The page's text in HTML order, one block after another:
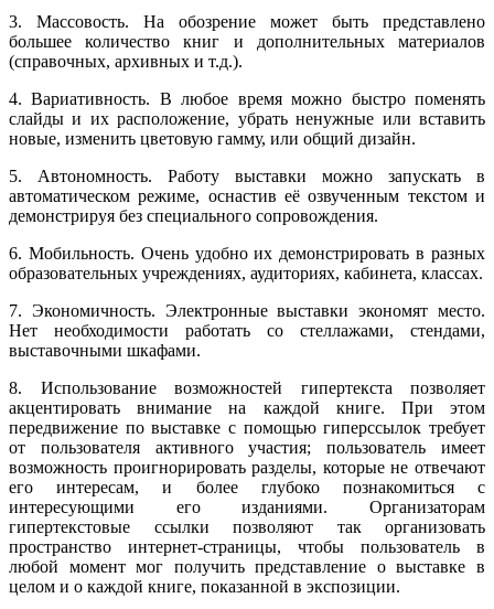
3. Массовость. На обозрение может быть представлено
большее количество книг и дополнительных материалов
(справочных, архивных и т.д.).
4. Вариативность. В любое время можно быстро поменять
слайды и их расположение, убрать ненужные или вставить
новые, изменить цветовую гамму, или общий дизайн.
5. Автономность. Работу выставки можно запускать в
автоматическом режиме, оснастив её озвученным текстом и
демонстрируя без специального сопровождения.
6. Мобильность. Очень удобно их демонстрировать в разных
образовательных учреждениях, аудиториях, кабинета, классах.
7. Экономичность. Электронные выставки экономят место.
Нет необходимости работать со стеллажами, стендами,
выставочными шкафами.
8. Использование возможностей гипертекста позволяет
акцентировать внимание на каждой книге. При этом
передвижение по выставке с помощью гиперссылок требует
от пользователя активного участия; пользователь имеет
возможность проигнорировать разделы, которые не отвечают
его интересам, и более глубоко познакомиться с
интересующими его изданиями. Организаторам
гипертекстовые ссылки позволяют так организовать
пространство интернет-страницы, чтобы пользователь в
любой момент мог получить представление о выставке в
целом и о каждой книге, показанной в экспозиции.